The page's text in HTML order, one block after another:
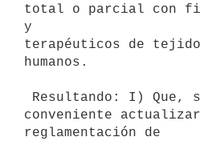
total o parcial con
y
terapéuticos de
humanos.
conveniente
reglamentación de